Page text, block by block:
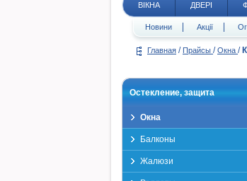
ВІКНА ДВЕРІ
Новини Акції
Главная / Прайсы / Окна /
Остекление, защита
Окна
Балконы
Жалюзи